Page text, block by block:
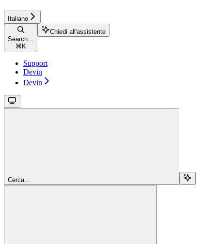
Italiano
Search...
⌘ K
Chiedi all'assistente
Support
Devin
Devin
Cerca...